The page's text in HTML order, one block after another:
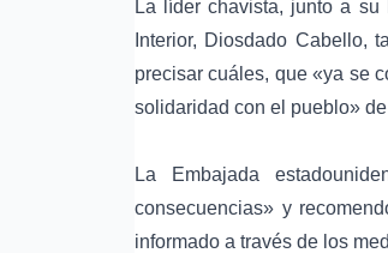
La líder chavista, junto a
Interior, Diosdado Cabello,
precisar cuáles, que «ya se
solidaridad con el pueblo»
La Embajada
consecuencias» y
informado a través de los